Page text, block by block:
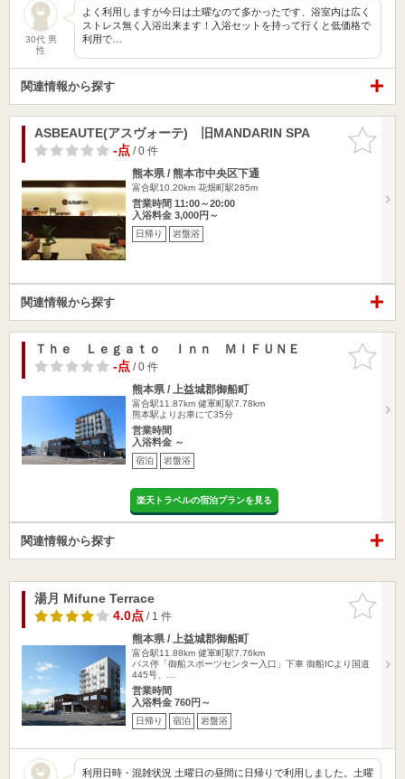
30代 男
性
よく利用しますが今日は土曜なのて多かったです、浴室内は広く
ストレス無く入浴出来ます！入浴セットを持って行くと低価格で
利用で…
関連情報から探す
お気に入
りに追加
ASBEAUTE(アスヴォーテ) 旧MANDARIN SPA
-点/ 0 件
熊本県 / 熊本市中央区下通
富合駅10.20km 花畑町駅285m
営業時間 11:00～20:00
入浴料金 3,000円～
日帰り 岩盤浴
関連情報から探す
お気に入
りに追加
Ｔｈｅ Ｌｅｇａｔｏ Ｉｎｎ ＭＩＦＵＮＥ
-点/ 0 件
熊本県 / 上益城郡御船町
富合駅11.87km 健軍町駅7.78km
熊本駅よりお車にて35分
営業時間
入浴料金 ～
宿泊 岩盤浴
楽天トラベルの宿泊プランを見る
関連情報から探す
お気に入
りに追加
湯月 Mifune Terrace
4.0点/ 1 件
熊本県 / 上益城郡御船町
富合駅11.88km 健軍町駅7.76km
バス停「御船スポーツセンター入口」下車 御船ICより国道
445号、…
営業時間
入浴料金 760円～
日帰り 宿泊 岩盤浴
利用日時・混雑状況 土曜日の昼間に日帰りで利用しました。土曜